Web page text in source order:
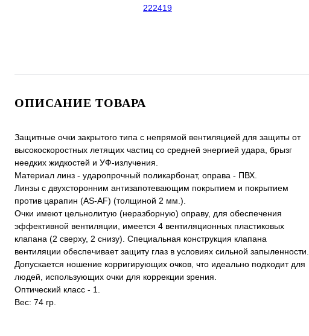
ОПИСАНИЕ ТОВАРА
Защитные очки закрытого типа с непрямой вентиляцией для защиты от
высокоскоростных летящих частиц со средней энергией удара, брызг
неедких жидкостей и УФ-излучения.
Материал линз - ударопрочный поликарбонат, оправа - ПВХ.
Линзы с двухсторонним антизапотевающим покрытием и покрытием
против царапин (AS-AF) (толщиной 2 мм.).
Очки имеют цельнолитую (неразборную) оправу, для обеспечения
эффективной вентиляции, имеется 4 вентиляционных пластиковых
клапана (2 сверху, 2 снизу). Специальная конструкция клапана
вентиляции обеспечивает защиту глаз в условиях сильной запыленности.
Допускается ношение корригирующих очков, что идеально подходит для
людей, использующих очки для коррекции зрения.
Оптический класс - 1.
Вес: 74 гр.